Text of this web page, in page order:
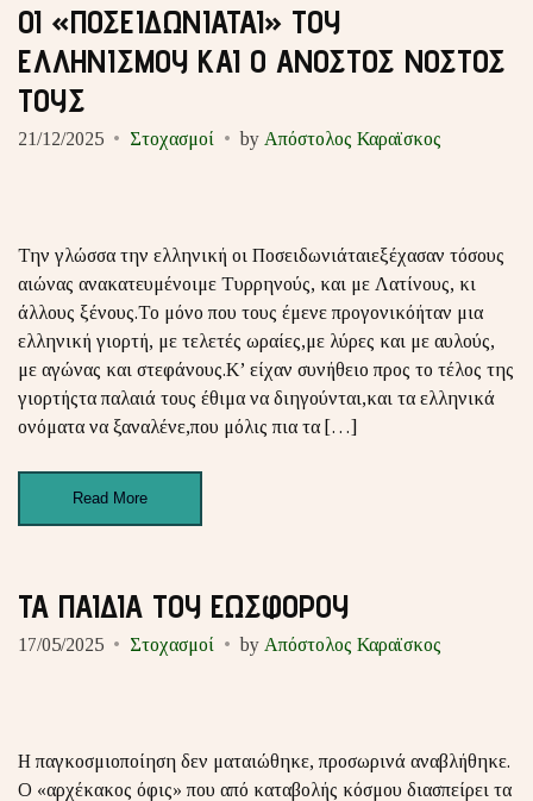
ΟΙ «ΠΟΣΕΙΔΩΝΙΑΤΑΙ» ΤΟΥ
ΕΛΛΗΝΙΣΜΟΥ ΚΑΙ Ο ΑΝΟΣΤΟΣ ΝΟΣΤΟΣ
ΤΟΥΣ
21/12/2025 Στοχασμοί by Απόστολος Καραϊσκος
Την γλώσσα την ελληνική οι Ποσειδωνιάταιεξέχασαν τόσους
αιώνας ανακατευμένοιμε Τυρρηνούς, και με Λατίνους, κι
άλλους ξένους.Το μόνο που τους έμενε προγονικόήταν μια
ελληνική γιορτή, με τελετές ωραίες,με λύρες και με αυλούς,
με αγώνας και στεφάνους.Κ’ είχαν συνήθειο προς το τέλος της
γιορτήςτα παλαιά τους έθιμα να διηγούνται,και τα ελληνικά
ονόματα να ξαναλένε,που μόλις πια τα […]
Read More
ΤΑ ΠΑΙΔΙΑ ΤΟΥ ΕΩΣΦΟΡΟΥ
17/05/2025 Στοχασμοί by Απόστολος Καραϊσκος
Η παγκοσμιοποίηση δεν ματαιώθηκε, προσωρινά αναβλήθηκε.
Ο «αρχέκακος όφις» που από καταβολής κόσμου διασπείρει τα